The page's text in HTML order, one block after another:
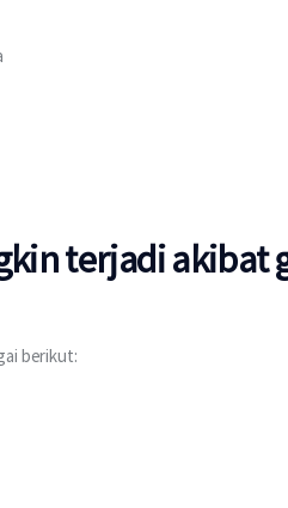
terjadi akibat
berikut: